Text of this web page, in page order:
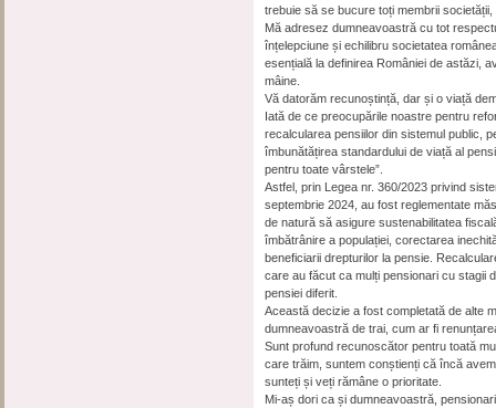
trebuie să se bucure toți membrii
Mă adresez dumneavoastră cu tot
înțelepciune și echilibru societatea
esențială la definirea României de astăzi,
mâine.
Vă datorăm recunoștință, dar și o viață
Iată de ce preocupările noastre pentru
recalcularea pensiilor din sistemul public,
îmbunătățirea standardului de viață al
pentru toate vârstele”.
Astfel, prin Legea nr. 360/2023 privind
septembrie 2024, au fost reglementate
de natură să asigure sustenabilitatea
îmbătrânire a populației, corectarea
beneficiarii drepturilor la pensie.
care au făcut ca mulți pensionari cu stagii
pensiei diferit.
Această decizie a fost completată de alte
dumneavoastră de trai, cum ar fi
Sunt profund recunoscător pentru toată
care trăim, suntem conștienți că încă
sunteți și veți rămâne o prioritate.
Mi-aș dori ca și dumneavoastră,